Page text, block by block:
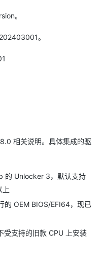
。
。
相关说明。具体集成的驱
的 Unlocker 3，默认支持
上
的 OEM BIOS/EFI64，现已
支持的旧款 CPU 上安装